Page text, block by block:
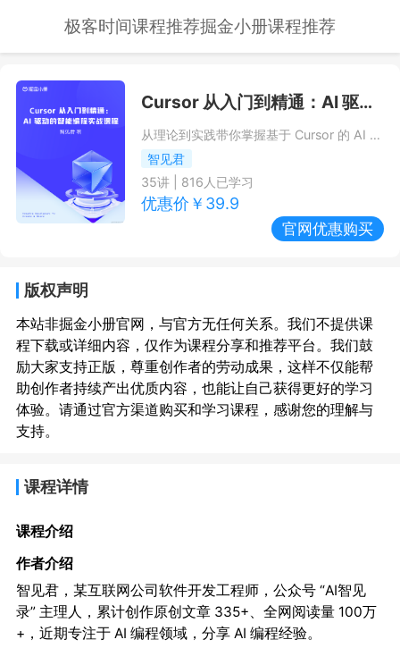
极客时间课程推荐掘金小册课程推荐
Cursor 从入门到精通：AI 驱动的智能编程实战课程
从理论到实践带你掌握基于 Cursor 的 AI 编程。
智见君
35讲 | 816 人已学习
优惠价￥ 39.9
官网优惠购买
版权声明
本站非掘金小册官网，与官方无任何关系。我们不提供课
程下载或详细内容，仅作为课程分享和推荐平台。我们鼓
励大家支持正版，尊重创作者的劳动成果，这样不仅能帮
助创作者持续产出优质内容，也能让自己获得更好的学习
体验。请通过官方渠道购买和学习课程，感谢您的理解与
支持。
课程详情
课程介绍
作者介绍
智见君，某互联网公司软件开发工程师，公众号 “AI智见
录” 主理人，累计创作原创文章 335+、全网阅读量 100万
+，近期专注于 AI 编程领域，分享 AI 编程经验。